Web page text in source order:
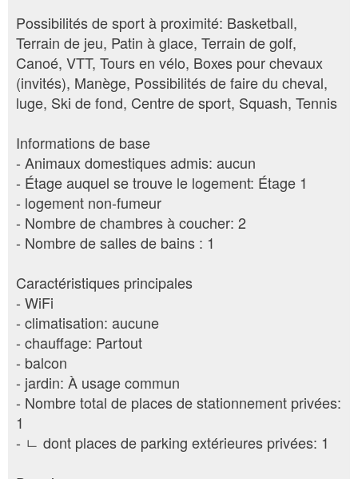
Possibilités de sport à proximité: Basketball,
Terrain de jeu, Patin à glace, Terrain de golf,
Canoé, VTT, Tours en vélo, Boxes pour chevaux
(invités), Manège, Possibilités de faire du cheval,
luge, Ski de fond, Centre de sport, Squash, Tennis
Informations de base
- Animaux domestiques admis: aucun
- Étage auquel se trouve le logement: Étage 1
- logement non-fumeur
- Nombre de chambres à coucher: 2
- Nombre de salles de bains : 1
Caractéristiques principales
- WiFi
- climatisation: aucune
- chauffage: Partout
- balcon
- jardin: À usage commun
- Nombre total de places de stationnement privées:
1
- ㄴ dont places de parking extérieures privées: 1